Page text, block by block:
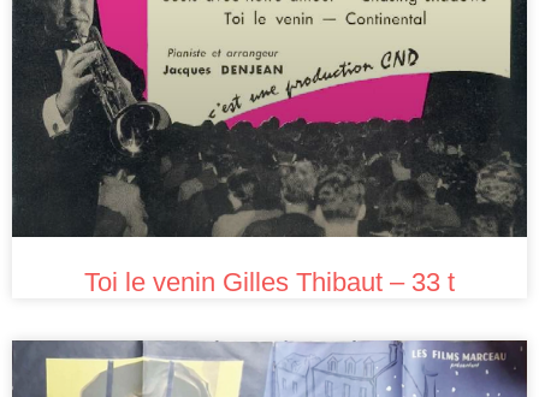
Toi le venin Gilles Thibaut – 33 t